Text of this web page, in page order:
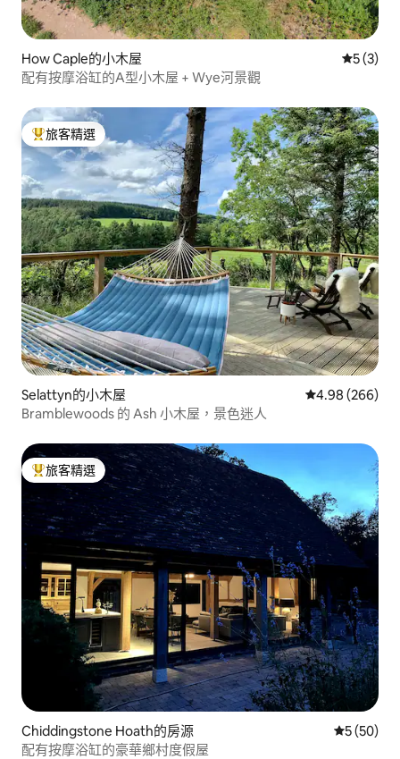
How Caple的小木屋 從 3 則評
5 (3)
配有按摩浴缸的A型小木屋 + Wye河景觀
旅客精選榜首
旅客精選
Selattyn的小木屋 從 266 則評價
4.98 (266)
Bramblewoods 的 Ash 小木屋，景色迷人
旅客精選榜首
旅客精選
Chiddingstone Hoath的房源 從 50 則評
5 (50)
配有按摩浴缸的豪華鄉村度假屋